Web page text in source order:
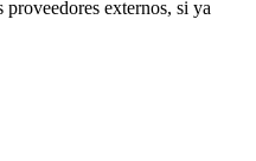
externos, si ya